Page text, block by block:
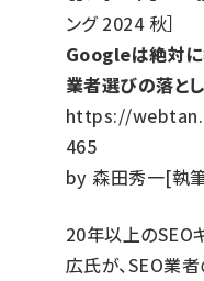
ング 2024 秋］
Googleは絶対に
業者選びの落とし
https://
465
by森田秀一[執
20年以上のSEO
広氏が、SEO業